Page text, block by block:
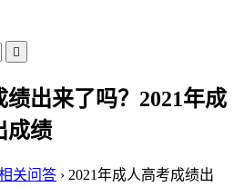

绩出来了吗？2021年成
成绩
关问答 › 2021年成人高考成绩出